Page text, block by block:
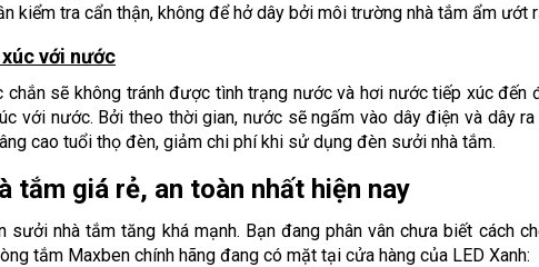
kiểm tra cẩn thận, không để hở dây bởi môi trường nhà tắm ẩm ướt
với nước
chắn sẽ không tránh được tình trạng nước và hơi nước tiếp xúc đến
với nước. Bởi theo thời gian, nước sẽ ngấm vào dây điện và dây
cao tuổi thọ đèn, giảm chi phí khi sử dụng đèn sưởi nhà tắm.
tắm giá rẻ, an toàn nhất hiện nay
sưởi nhà tắm tăng khá mạnh. Bạn đang phân vân chưa biết cách
tắm Maxben chính hãng đang có mặt tại cửa hàng của LED Xanh: